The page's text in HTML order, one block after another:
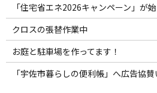
「住宅省エネ2026キャンペーン」が
クロスの張替作業中
お庭と駐車場を作ってます！
「宇佐市暮らしの便利帳」へ広告協賛